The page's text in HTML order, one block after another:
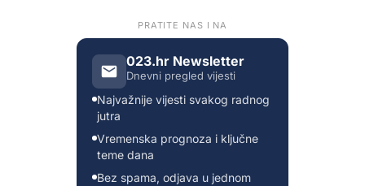
PRATITE NAS I NA
023.hr Newsletter
Dnevni pregled vijesti
Najvažnije vijesti svakog radnog
jutra
Vremenska prognoza i ključne
teme dana
Bez spama, odjava u jednom